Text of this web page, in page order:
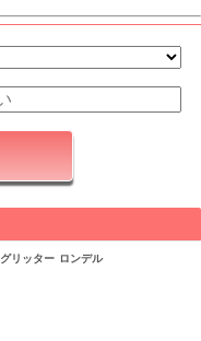
グリッター ロンデル